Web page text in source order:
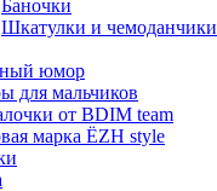
Баночки
Шкатулки и чемоданчики
юмор
для мальчиков
от BDIM team
марка ЁZH style